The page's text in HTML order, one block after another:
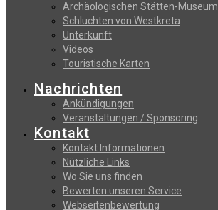
Archäologischen Stätten-
Schluchten von Westkreta
Unterkunft
Videos
Touristische Karten
Nachrichten
Ankündigungen
Veranstaltungen / Sponsoring
Kontakt
Kontakt Informationen
Nützliche Links
Wo Sie uns finden
Bewerten unseren Service
Webseitenbewertung